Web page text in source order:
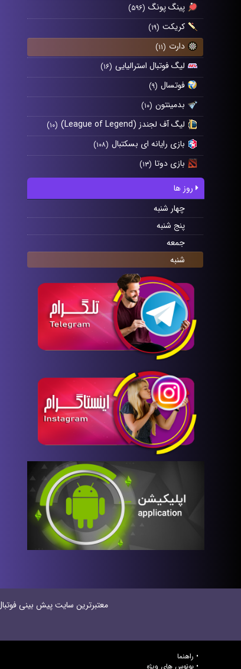
پینگ پونگ (۵۹۶)
کریکت (۱۹)
دارت (۱۱)
لیگ فوتبال استرالیایی (۱۶)
فوتسال (۹)
بدمینتون (۱۰)
لیگ آف لجندز (League of Legend) (۱۰)
بازی رایانه ای بسکتبال (۱۰۸)
بازی دوتا (۱۳)
روز ها
چهار شنبه
پنج شنبه
جمعه
شنبه
معتبر‌ترین سایت پیش بینی‌
راهنما
بونوس های ویژه